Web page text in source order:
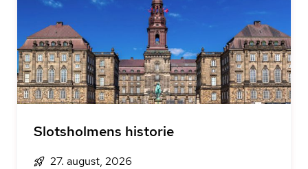
Slotsholmens historie
27. august, 2026